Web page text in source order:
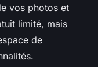
vos photos et
limité, mais
de